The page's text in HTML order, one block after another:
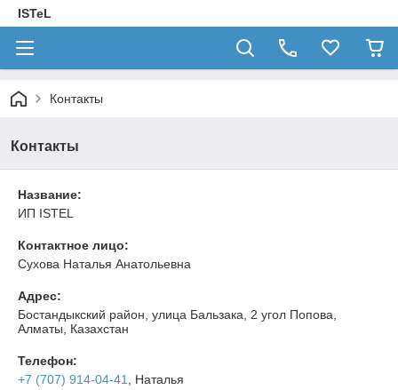
ISTeL
Контакты
Контакты
Название:
ИП ISTEL
Контактное лицо:
Сухова Наталья Анатольевна
Адрес:
Бостандыкский район, улица Бальзака, 2 угол Попова,
Алматы, Казахстан
Телефон:
+7 (707) 914-04-41
, Наталья